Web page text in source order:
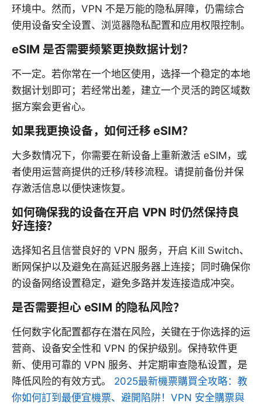
环境中。然而，VPN 不是万能的隐私屏障，仍需综合
使用设备安全设置、浏览器隐私配置和应用权限控制。
eSIM 是否需要频繁更换数据计划？
不一定。若你常在一个地区使用，选择一个稳定的本地
数据计划即可；若经常出差，建立一个灵活的跨区域数
据方案会更省心。
如果我更换设备，如何迁移 eSIM？
大多数情况下，你需要在新设备上重新激活 eSIM，或
者使用运营商提供的迁移/转移流程。请提前备份并保
存激活信息以便快速恢复。
如何确保我的设备在开启 VPN 时仍然保持良
好连接？
选择知名且信誉良好的 VPN 服务，开启 Kill Switch、
断网保护以及避免在高延迟服务器上连接；同时确保你
的设备网络设置稳定，避免多路并发连接造成冲突。
是否需要担心 eSIM 的隐私风险？
任何数字化配置都存在潜在风险，关键在于你选择的运
营商、设备安全性和 VPN 的保护级别。保持软件更
新、使用可靠的 VPN 服务、并定期审查隐私设置，是
降低风险的有效方式。 2025最新機票購買全攻略：教
你如何訂到最便宜機票、避開陷阱！VPN 安全購票與